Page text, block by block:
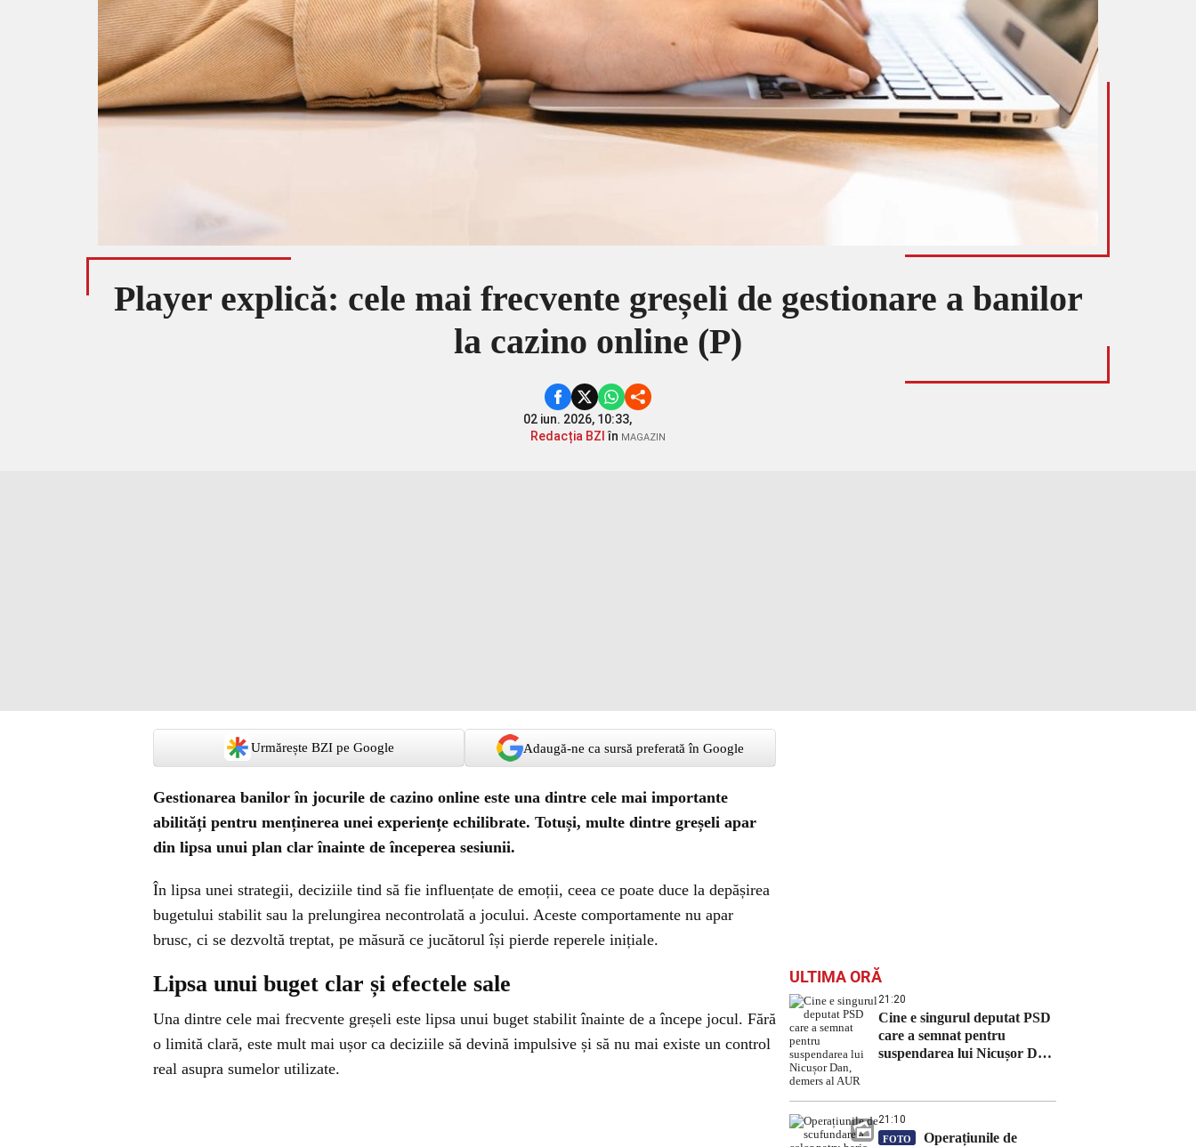
Player explică: cele mai frecvente greșeli de gestionare a banilor
la cazino online (P)
02 iun. 2026, 10:33,
Redacția BZI în MAGAZIN
Urmărește BZI pe Google Adaugă-ne ca sursă preferată în Google
Gestionarea banilor în jocurile de cazino online este una dintre cele mai importante
abilități pentru menținerea unei experiențe echilibrate. Totuși, multe dintre greșeli apar
din lipsa unui plan clar înainte de începerea sesiunii.
În lipsa unei strategii, deciziile tind să fie influențate de emoții, ceea ce poate duce la depășirea
bugetului stabilit sau la prelungirea necontrolată a jocului. Aceste comportamente nu apar
brusc, ci se dezvoltă treptat, pe măsură ce jucătorul își pierde reperele inițiale.
Lipsa unui buget clar și efectele sale
Una dintre cele mai frecvente greșeli este lipsa unui buget stabilit înainte de a începe jocul. Fără
o limită clară, este mult mai ușor ca deciziile să devină impulsive și să nu mai existe un control
real asupra sumelor utilizate.
ULTIMA ORĂ
21:20
Cine e singurul deputat PSD
care a semnat pentru
suspendarea lui Nicușor Dan,
21:10
FOTO
Operațiunile de